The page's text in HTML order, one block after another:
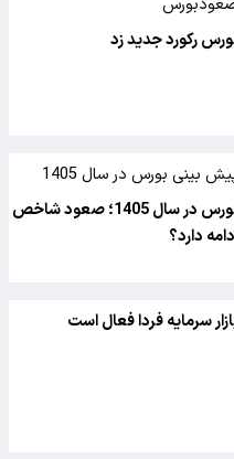
رکورد جدید زد
بینی بورس در سال 1405
بورس در سال 1405؛ صعود شاخص
دارد؟
سرمایه فردا فعال است